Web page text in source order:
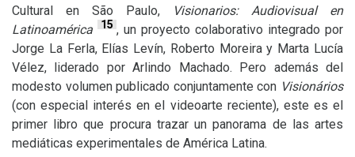
Cultural en São Paulo, Visionarios: Audiovisual en
Latinoamérica
15 , un proyecto colaborativo integrado por
Jorge La Ferla, Elías Levín, Roberto Moreira y Marta Lucía
Vélez, liderado por Arlindo Machado. Pero además del
modesto volumen publicado conjuntamente con Visionários
(con especial interés en el videoarte reciente), este es el
primer libro que procura trazar un panorama de las artes
mediáticas experimentales de América Latina.